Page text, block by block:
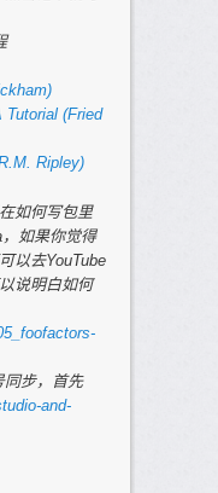
Tutorial (Fried
Ripley)
如何写包里
如果你觉得
以去YouTube
说明白如何
同步，首先
and-